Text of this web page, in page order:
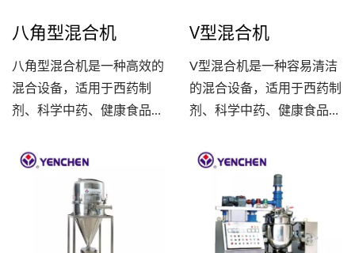
于生产高致敏产品，可以显
质要求。
不同，有机溶剂需要1-2小
段，则降低转速，以确保最
佳的制程效果。
八角型混合机
八角型混合机是一种高效的
混合设备，适用于西药制
剂、科学中药、健康食品等
滑剂、黏合剂、香料等材料
的混合。与其他类型混合机
相比，混合效果最佳，能够
将原料均匀混合，确保产品
质量稳定。八角型混合机操
V型混合机
V型混合机是一种容易清洁
的混合设备，适用于西药制
剂、科学中药、健康食品等
滑剂、黏合剂、香料等材料
的混合。其独特的V型设计
使得原料在混合过程中能够
迅速均匀地混合在一起，同
时机器内部易于清洁，适用